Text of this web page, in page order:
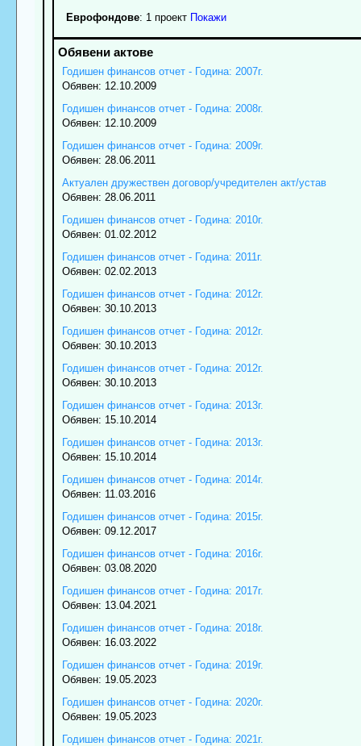
Еврофондове: 1 проект Покажи
Годишен финансов отчет - Година: 2007г.
Обявен: 12.10.2009
Годишен финансов отчет - Година: 2008г.
Обявен: 12.10.2009
Годишен финансов отчет - Година: 2009г.
Обявен: 28.06.2011
Актуален дружествен договор/учредителен акт/устав
Обявен: 28.06.2011
Годишен финансов отчет - Година: 2010г.
Обявен: 01.02.2012
Годишен финансов отчет - Година: 2011г.
Обявен: 02.02.2013
Годишен финансов отчет - Година: 2012г.
Обявен: 30.10.2013
Годишен финансов отчет - Година: 2012г.
Обявен: 30.10.2013
Годишен финансов отчет - Година: 2012г.
Обявен: 30.10.2013
Годишен финансов отчет - Година: 2013г.
Обявен: 15.10.2014
Годишен финансов отчет - Година: 2013г.
Обявен: 15.10.2014
Годишен финансов отчет - Година: 2014г.
Обявен: 11.03.2016
Годишен финансов отчет - Година: 2015г.
Обявен: 09.12.2017
Годишен финансов отчет - Година: 2016г.
Обявен: 03.08.2020
Годишен финансов отчет - Година: 2017г.
Обявен: 13.04.2021
Годишен финансов отчет - Година: 2018г.
Обявен: 16.03.2022
Годишен финансов отчет - Година: 2019г.
Обявен: 19.05.2023
Годишен финансов отчет - Година: 2020г.
Обявен: 19.05.2023
Годишен финансов отчет - Година: 2021г.